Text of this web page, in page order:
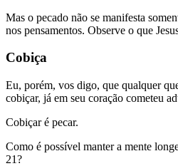
Mas o pecado não se manifesta
nos pensamentos. Observe o que
Cobiça
Eu, porém, vos digo, que qualquer
cobiçar, já em seu coração cometeu
Cobiçar é pecar.
Como é possível manter a mente
21?